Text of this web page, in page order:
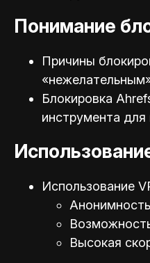
Понимание
Причины
Блокировка
инструмента
Использование
Высокая